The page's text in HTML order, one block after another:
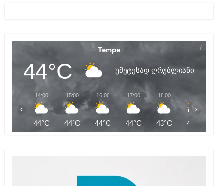
Tempe
44°C უმეტესად ღრუბლიანი
14:00
44°C
15:00
44°C
16:00
44°C
17:00
44°C
18:00
43°C
19:00
43°C
‹ ›